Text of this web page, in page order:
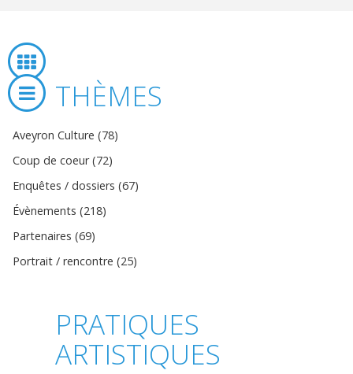
THÈMES
Aveyron Culture (78)
Coup de coeur (72)
Enquêtes / dossiers (67)
Évènements (218)
Partenaires (69)
Portrait / rencontre (25)
PRATIQUES
ARTISTIQUES